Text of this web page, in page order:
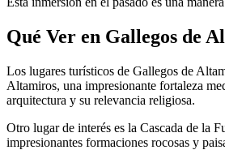
Qué Ver en Gallegos de
Los lugares turísticos de Gallegos de
Altamiros, una impresionante fortaleza
arquitectura y su relevancia religiosa.
Otro lugar de interés es la Cascada de la
impresionantes formaciones rocosas y